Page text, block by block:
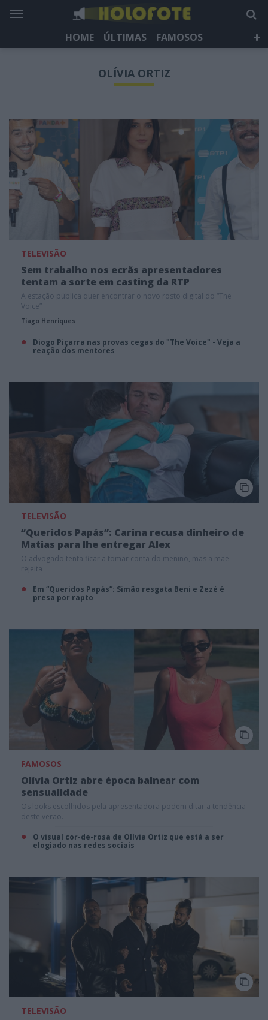
HOME ÚLTIMAS
FAMOSOS
HOLOFOTE TV
NEWSLETTER
OLÍVIA ORTIZ
TELEVISÃO
Sem trabalho nos ecrãs apresentadores
tentam a sorte em casting da RTP
A estação pública quer encontrar o novo rosto digital do “The
Voice”
Tiago Henriques
Diogo Piçarra nas provas cegas do "The Voice" - Veja a
reação dos mentores
TELEVISÃO
“Queridos Papás”: Carina recusa dinheiro de
Matias para lhe entregar Alex
O advogado tenta ficar a tomar conta do menino, mas a mãe
rejeita
Em “Queridos Papás”: Simão resgata Beni e Zezé é
presa por rapto
FAMOSOS
Olívia Ortiz abre época balnear com
sensualidade
Os looks escolhidos pela apresentadora podem ditar a tendência
deste verão.
O visual cor-de-rosa de Olívia Ortiz que está a ser
elogiado nas redes sociais
TELEVISÃO